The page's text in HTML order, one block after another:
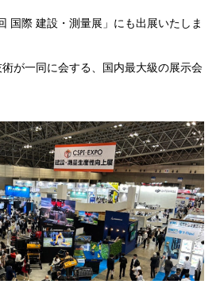
国際 建設・測量展」にも出展いたしま
が一同に会する、国内最大級の展示会